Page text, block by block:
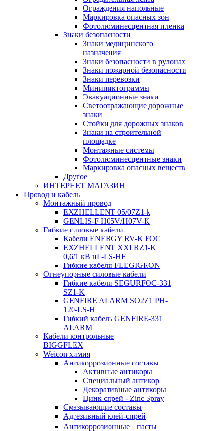
Ограждения напольные
Маркировка опасных зон
Фотолюминесцентная пленка
Знаки безопасности
Знаки медицинского
назначения
Знаки безопасности в рулонах
Знаки пожарной безопасности
Знаки перевозки
Минипиктограммы
Эвакуационные знаки
Светоотражающие дорожные
знаки
Стойки для дорожных знаков
Знаки на строительной
площадке
Монтажные системы
Фотолюминесцентные знаки
Маркировка опасных веществ
Другое
ИНТЕРНЕТ МАГАЗИН
Провод и кабель
Монтажный провод
EXZHELLENT 05/07Z1-k
GENLIS-F Н05V/H07V-K
Гибкие силовые кабели
Кабели ENERGY RV-K FOC
EXZHELLENT XXI RZ1-K
0,6/1 кВ нГ-LS-HF
Гибкие кабели FLEGIGRON
Огнеупорные силовые кабели
Гибкие кабели SEGURFOC-331
SZ1-K
GENFIRE ALARM SO2Z1 PH-
120-LS-H
Гибкий кабель GENFIRE-331
ALARM
Кабели контрольные
BIGGFLEX
Weicon химия
Антикоррозионные составы
Активные антикоры
Специальный антикор
Декоративные антикоры
Цинк спрей - Zinc Spray
Смазывающие составы
Адгезивный клей-спрей
Антикоррозионные пасты